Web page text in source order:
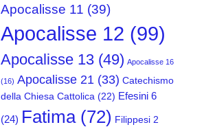
Apocalisse 11 (39)
Apocalisse 12 (99)
Apocalisse 13 (49) Apocalisse 16
(16) Apocalisse 21 (33) Catechismo
della Chiesa Cattolica (22) Efesini 6
(24) Fatima (72) Filippesi 2